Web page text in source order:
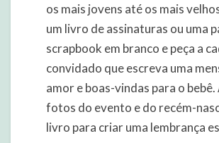
os mais jovens até os mais
um livro de assinaturas ou uma
scrapbook em branco e peça a
convidado que escreva uma
amor e boas-vindas para o
fotos do evento e do recém-
livro para criar uma lembrança